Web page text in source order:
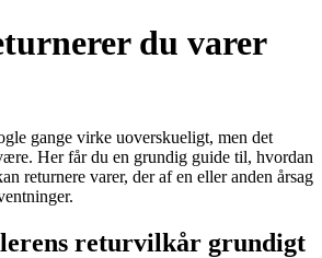
du varer
gange virke uoverskueligt, men det
Her får du en grundig guide til, hvordan
returnere varer, der af en eller anden årsag
returvilkår grundigt